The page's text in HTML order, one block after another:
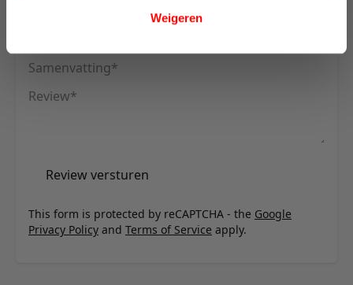
Weigeren
Samenvatting
Review
Review versturen
This form is protected by reCAPTCHA - the Google
Privacy Policy and Terms of Service apply.